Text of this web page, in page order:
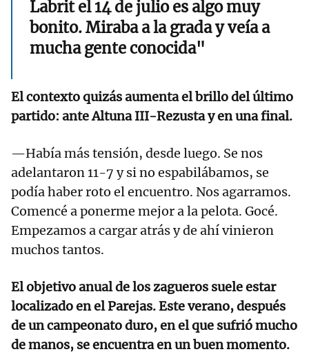
Labrit el 14 de julio es algo muy
bonito. Miraba a la grada y veía a
mucha gente conocida"
El contexto quizás aumenta el brillo del último
partido: ante Altuna III-Rezusta y en una final.
—Había más tensión, desde luego. Se nos
adelantaron 11-7 y si no espabilábamos, se
podía haber roto el encuentro. Nos agarramos.
Comencé a ponerme mejor a la pelota. Gocé.
Empezamos a cargar atrás y de ahí vinieron
muchos tantos.
El objetivo anual de los zagueros suele estar
localizado en el Parejas. Este verano, después
de un campeonato duro, en el que sufrió mucho
de manos, se encuentra en un buen momento.